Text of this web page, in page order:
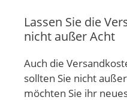
Lassen Sie die
nicht außer Acht
Auch die
sollten Sie nicht
möchten Sie ihr